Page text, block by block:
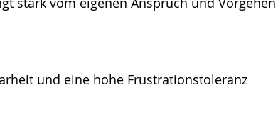
und eine hohe Frustrationstoleranz